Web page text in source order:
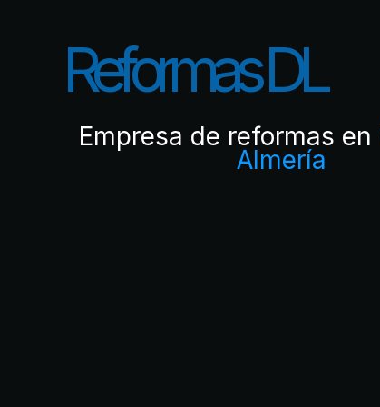
ReformasDL
Empresa de reformas en
Almería